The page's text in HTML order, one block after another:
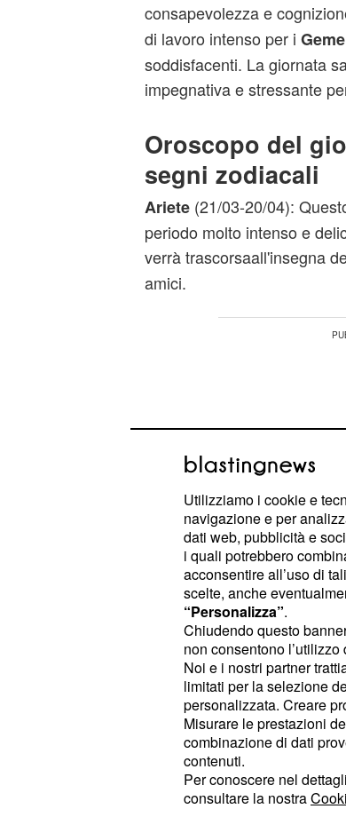
consapevolezza e
di lavoro intenso per i
soddisfacenti. La giornata
impegnativa e stressante
Oroscopo del
segni zodiacali
Ariete (21/03-20/04):
periodo molto intenso e
verrà trascorsaall'insegna
amici.
(21/04- 20/05):Con
molto sicuro di te stesso e
regalerà una marcia in
chiuderti in te stesso.
Gemelli(21/05-21/06):In
impegno extra al lavoro,
emergere le tue
Utilizziamo i cookie e
navigazione e per
dati web, pubblicità e
i quali potrebbero
acconsentire all’uso di
scelte, anche
“Personalizza”.
Chiudendo questo
non consentono
Noi e i nostri partner
limitati per la selezione
personalizzata. Creare
Misurare le prestazioni
combinazione di dati
contenuti.
Per conoscere nel
consultare la nostra